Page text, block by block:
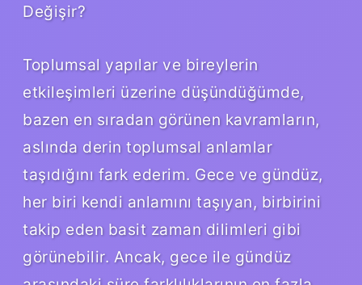
Değişir?
Toplumsal yapılar ve bireylerin
etkileşimleri üzerine düşündüğümde,
bazen en sıradan görünen kavramların,
aslında derin toplumsal anlamlar
taşıdığını fark ederim. Gece ve gündüz,
her biri kendi anlamını taşıyan, birbirini
takip eden basit zaman dilimleri gibi
görünebilir. Ancak, gece ile gündüz